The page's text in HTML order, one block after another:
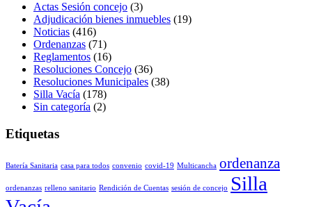
Actas Sesión concejo (3)
Adjudicación bienes inmuebles (19)
Noticias (416)
Ordenanzas (71)
Reglamentos (16)
Resoluciones Concejo (36)
Resoluciones Municipales (38)
Silla Vacía (178)
Sin categoría (2)
Etiquetas
Batería Sanitaria casa para todos convenio covid-19 Multicancha ordenanza
ordenanzas relleno sanitario Rendición de Cuentas sesión de concejo
Silla